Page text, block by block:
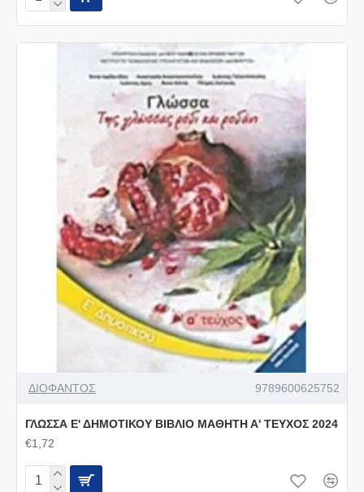
ΔΙΟΦΑΝΤΟΣ 9789600625752
ΓΛΩΣΣΑ Ε' ΔΗΜΟΤΙΚΟΥ ΒΙΒΛΙΟ ΜΑΘΗΤΗ Α' ΤΕΥΧΟΣ 2024
€1,72